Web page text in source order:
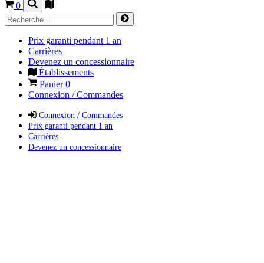
0
Prix garanti pendant 1 an
Carrières
Devenez un concessionnaire
Établissements
Panier0
Connexion / Commandes
Connexion / Commandes
Prix garanti pendant 1 an
Carrières
Devenez un concessionnaire